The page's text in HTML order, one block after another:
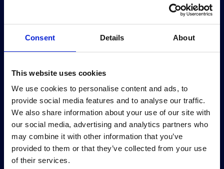
Consent Details About
This website uses cookies
We use cookies to personalise content and ads, to
provide social media features and to analyse our traffic.
We also share information about your use of our site with
our social media, advertising and analytics partners who
may combine it with other information that you’ve
provided to them or that they’ve collected from your use
of their services.
1
Kapasitet (MW)